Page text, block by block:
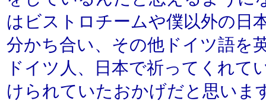
はビストロチームや僕以外の日
分かち合い、その他ドイツ語を
ドイツ人、日本で祈ってくれて
けられていたおかげだと思いま